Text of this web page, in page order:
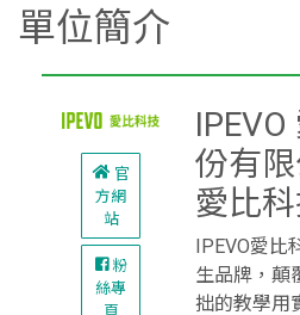
單位簡介
官
方網
站
粉
絲專
頁
份有限
愛比
IPEVO愛比
生品牌，顛
拙的教學用